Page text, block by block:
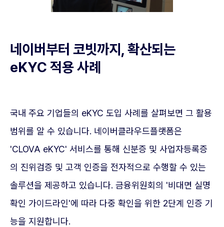
네이버부터 코빗까지, 확산되는
eKYC 적용 사례
국내 주요 기업들의 eKYC 도입 사례를 살펴보면 그 활용
범위를 알 수 있습니다. 네이버클라우드플랫폼은
'CLOVA eKYC' 서비스를 통해 신분증 및 사업자등록증
의 진위검증 및 고객 인증을 전자적으로 수행할 수 있는
솔루션을 제공하고 있습니다. 금융위원회의 '비대면 실명
확인 가이드라인'에 따라 다중 확인을 위한 2단계 인증 기
능을 지원합니다.